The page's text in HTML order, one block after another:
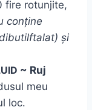
fire rotunjite,
conține
și
~ Ruj
meu
loc.